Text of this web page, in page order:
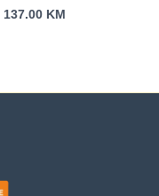
FM/DAB+;USB-C
137.00 KM